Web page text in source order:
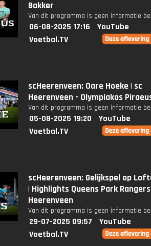
Bakker
Van dit programma is geen informatie
06-08-2025 17:16
YouTube
Voetbal.TV
scHeerenveen: Oare Hoeke | sc
Heerenveen - Olympiakos
Van dit programma is geen informatie
05-08-2025 19:20
YouTube
Voetbal.TV
scHeerenveen: Gelijkspel op
| Highlights Queens Park
Heerenveen
Van dit programma is geen informatie
29-07-2025 09:57
YouTube
Voetbal.TV